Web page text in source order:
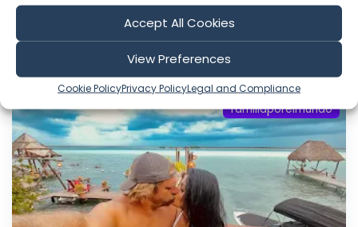
Accept All Cookies
View Preferences
Cookie PolicyPrivacy PolicyLegal and Compliance
Include Shorts
familiaporelmundo